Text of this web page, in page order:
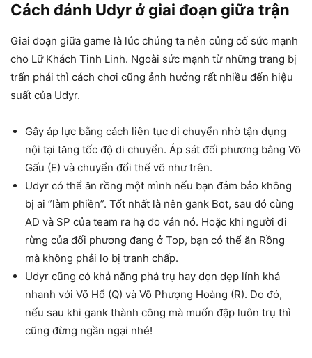
Cách đánh Udyr ở giai đoạn giữa trận
Giai đoạn giữa game là lúc chúng ta nên củng cố sức mạnh
cho Lữ Khách Tinh Linh. Ngoài sức mạnh từ những trang bị
trấn phái thì cách chơi cũng ảnh hưởng rất nhiều đến hiệu
suất của Udyr.
Gây áp lực bằng cách liên tục di chuyển nhờ tận dụng
nội tại tăng tốc độ di chuyển. Áp sát đối phương bằng Võ
Gấu (E) và chuyển đổi thế võ như trên.
Udyr có thể ăn rồng một mình nếu bạn đảm bảo không
bị ai ”làm phiền”. Tốt nhất là nên gank Bot, sau đó cùng
AD và SP của team ra hạ đo ván nó. Hoặc khi người đi
rừng của đối phương đang ở Top, bạn có thể ăn Rồng
mà không phải lo bị tranh chấp.
Udyr cũng có khả năng phá trụ hay dọn dẹp lính khá
nhanh với Võ Hổ (Q) và Võ Phượng Hoàng (R). Do đó,
nếu sau khi gank thành công mà muốn đập luôn trụ thì
cũng đừng ngần ngại nhé!